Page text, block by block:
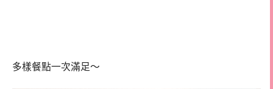
多樣餐點一次滿足～